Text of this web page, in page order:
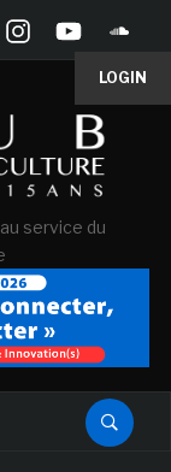
LOGIN
service du